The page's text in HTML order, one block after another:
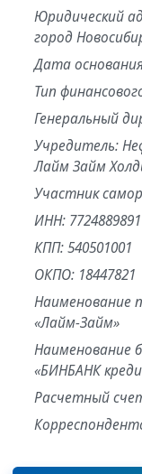
Юридический
город
Дата
Тип
Генеральный
Учредитель:
Лайм Займ
Участник
ИНН: 7724889891
КПП: 540501001
ОКПО: 18447821
Наименование
«Лайм-Займ»
Наименование
«БИНБАНК
Расчетный